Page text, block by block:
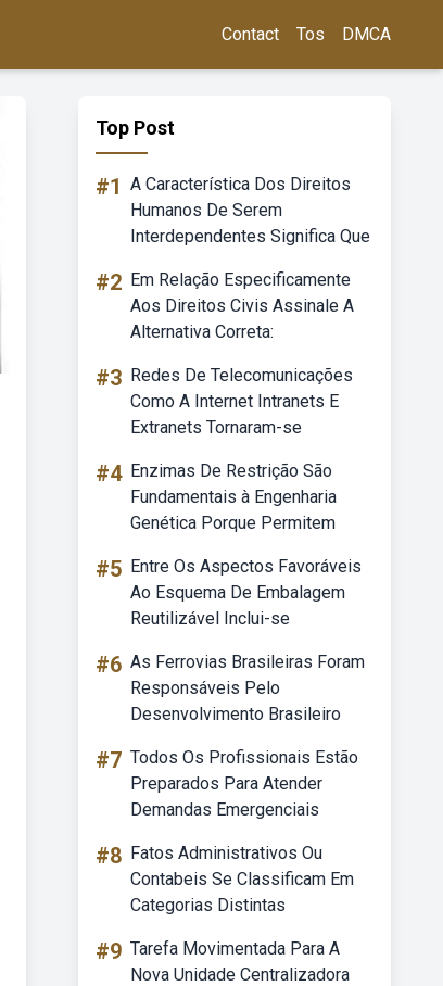
Contact Tos DMCA
Top Post
#1 A Característica Dos Direitos
Humanos De Serem
Interdependentes Significa Que
#2 Em Relação Especificamente
Aos Direitos Civis Assinale A
Alternativa Correta:
#3 Redes De Telecomunicações
Como A Internet Intranets E
Extranets Tornaram-se
#4 Enzimas De Restrição São
Fundamentais à Engenharia
Genética Porque Permitem
#5 Entre Os Aspectos Favoráveis
Ao Esquema De Embalagem
Reutilizável Inclui-se
#6 As Ferrovias Brasileiras Foram
Responsáveis Pelo
Desenvolvimento Brasileiro
#7 Todos Os Profissionais Estão
Preparados Para Atender
Demandas Emergenciais
#8 Fatos Administrativos Ou
Contabeis Se Classificam Em
Categorias Distintas
#9 Tarefa Movimentada Para A
Nova Unidade Centralizadora